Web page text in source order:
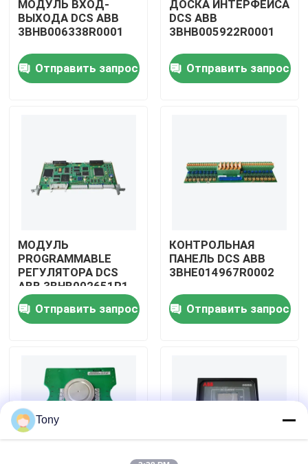
Домой
О нас
Экскурсия по заводу
Контроль качества
Свяжитесь с нами
Запросите цитату
Модули Allen Bradley PLC
МОДУЛЬ ВХОД-
ВЫХОДА DCS ABB
3BHB006338R0001
Отправить запрос
ДОСКА ИНТЕРФЕЙСА
DCS ABB
3BHB005922R0001
Отправить запрос
МОДУЛЬ
PROGRAMMABLE
РЕГУЛЯТОРА DCS
ABB 3BHB002651R1
Отправить запрос
КОНТРОЛЬНАЯ
ПАНЕЛЬ DCS ABB
3BHE014967R0002
Отправить запрос
Tony